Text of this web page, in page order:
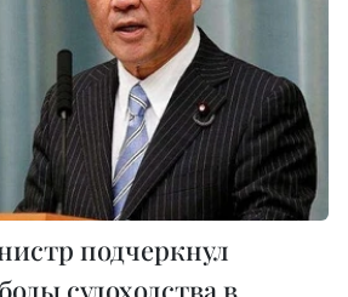
подчеркнул
судоходства в